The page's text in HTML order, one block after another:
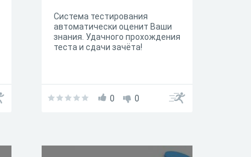
Система тестирования
автоматически оценит Ваши
знания. Удачного прохождения
теста и сдачи зачёта!
0 0